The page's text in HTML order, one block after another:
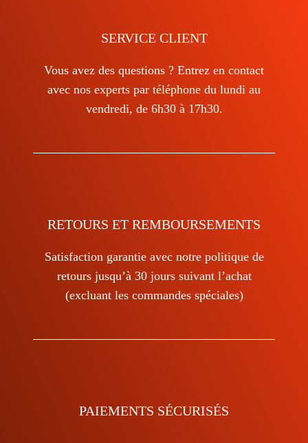
choisies
la
page
du
SERVICE CLIENT
Vous avez des questions ? Entrez en contact
avec nos experts par téléphone du lundi au
vendredi, de 6h30 à 17h30.
RETOURS ET REMBOURSEMENTS
Satisfaction garantie avec notre politique de
retours jusqu’à 30 jours suivant l’achat
(excluant les commandes spéciales)
PAIEMENTS SÉCURISÉS